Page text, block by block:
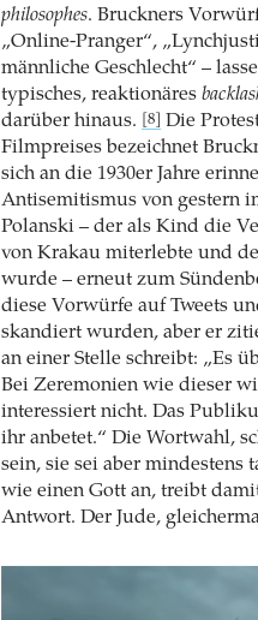
philosophes. Bruckners
„Online-Pranger“,
männliche Geschlecht“ –
typisches, reaktionäres
darüber hinaus.
[8]
Die
Filmpreises bezeichnet
sich an die 1930er Jahre
Antisemitismus von gestern
Polanski – der als Kind die
von Krakau miterlebte und
wurde – erneut zum
diese Vorwürfe auf Tweets
skandiert wurden, aber er
an einer Stelle schreibt: „Es
Bei Zeremonien wie dieser
interessiert nicht. Das
ihr anbetet.“ Die Wortwahl,
sein, sie sei aber mindestens
wie einen Gott an, treibt
Antwort. Der Jude,